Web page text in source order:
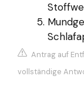
Antrag auf
vollständige